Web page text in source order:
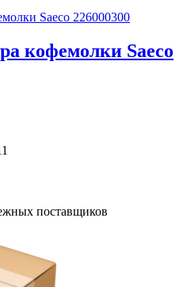
кофемолки Saeco
поставщиков